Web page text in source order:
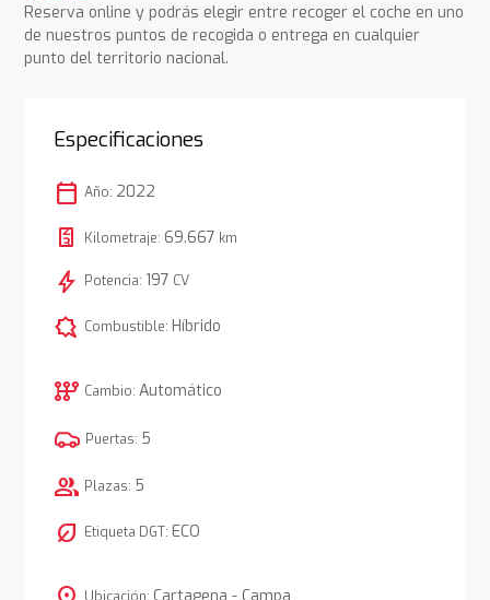
Reserva online y podrás elegir entre recoger el coche en uno
de nuestros puntos de recogida o entrega en cualquier
punto del territorio nacional.
Especificaciones
calendar_today Año: 2022
Kilometraje: 69.667 km
bolt Potencia: 197 CV
comic_bubble Combustible: Híbrido
auto_transmission Cambio: Automático
Puertas: 5
group Plazas: 5
nest_eco_leaf Etiqueta DGT: ECO